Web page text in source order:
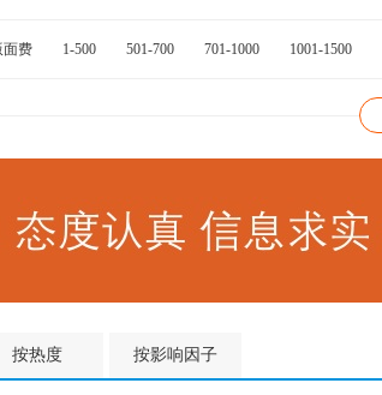
面费 1-500 501-700 701-1000 1001-1500
按热度 按影响因子